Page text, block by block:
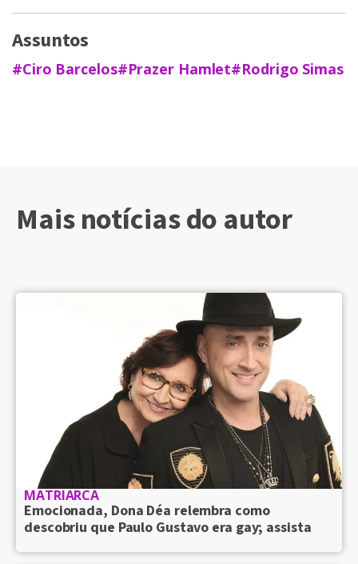
Assuntos
#Ciro Barcelos#Prazer Hamlet#Rodrigo Simas
Mais notícias do autor
MATRIARCA
Emocionada, Dona Déa relembra como
descobriu que Paulo Gustavo era gay; assista